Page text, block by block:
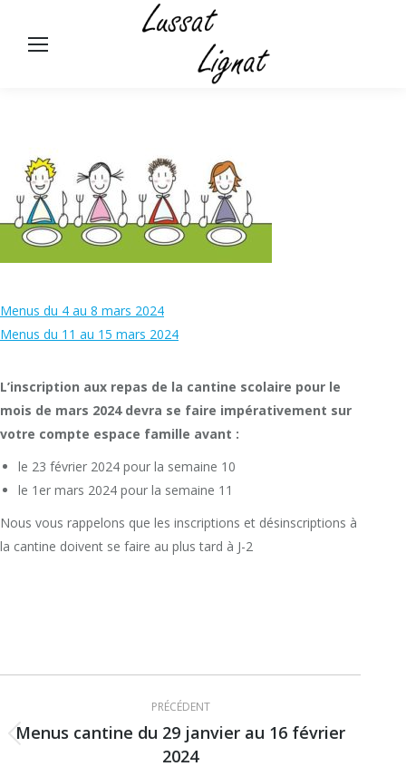
Menus du 4 au 8 mars 2024
Menus du 11 au 15 mars 2024
L’inscription aux repas de la cantine scolaire pour le
mois de mars 2024 devra se faire impérativement sur
votre compte espace famille avant :
le 23 février 2024 pour la semaine 10
le 1er mars 2024 pour la semaine 11
Nous vous rappelons que les inscriptions et désinscriptions à
la cantine doivent se faire au plus tard à J-2
Navigation
article
PRÉCÉDENT
Article
précédent
Menus cantine du 29 janvier au 16 février
2024
Panneau de gestion des cookies